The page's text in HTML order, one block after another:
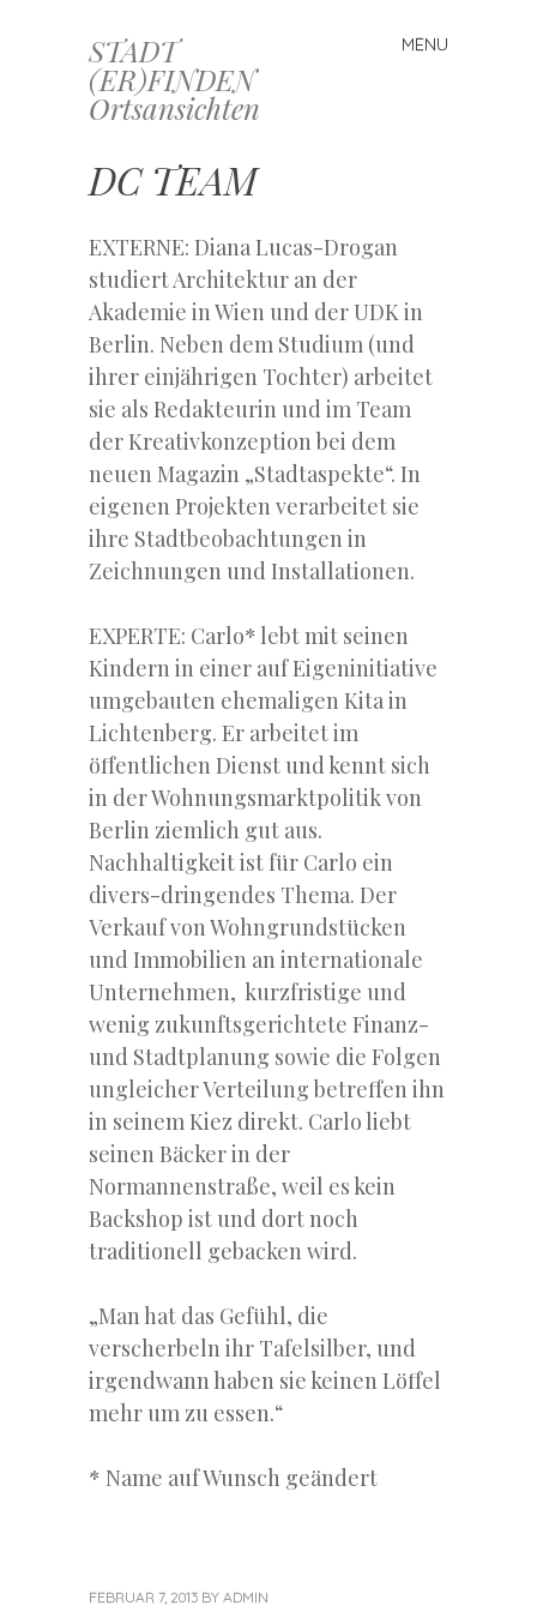
STADT
(ER)FINDEN
Ortsansichten
MENU
Skip
to
content
DC TEAM
EXTERNE: Diana Lucas-Drogan
studiert Architektur an der
Akademie in Wien und der UDK in
Berlin. Neben dem Studium (und
ihrer einjährigen Tochter) arbeitet
sie als Redakteurin und im Team
der Kreativkonzeption bei dem
neuen Magazin „Stadtaspekte“. In
eigenen Projekten verarbeitet sie
ihre Stadtbeobachtungen in
Zeichnungen und Installationen.
EXPERTE: Carlo* lebt mit seinen
Kindern in einer auf Eigeninitiative
umgebauten ehemaligen Kita in
Lichtenberg. Er arbeitet im
öffentlichen Dienst und kennt sich
in der Wohnungsmarktpolitik von
Berlin ziemlich gut aus.
Nachhaltigkeit ist für Carlo ein
divers-dringendes Thema. Der
Verkauf von Wohngrundstücken
und Immobilien an internationale
Unternehmen, kurzfristige und
wenig zukunftsgerichtete Finanz-
und Stadtplanung sowie die Folgen
ungleicher Verteilung betreffen ihn
in seinem Kiez direkt. Carlo liebt
seinen Bäcker in der
Normannenstraße, weil es kein
Backshop ist und dort noch
traditionell gebacken wird.
„Man hat das Gefühl, die
verscherbeln ihr Tafelsilber, und
irgendwann haben sie keinen Löffel
mehr um zu essen.“
* Name auf Wunsch geändert
FEBRUAR 7, 2013 BY ADMIN